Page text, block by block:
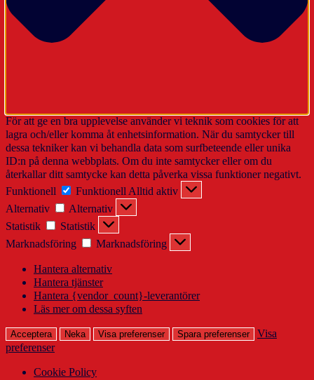
För att ge en bra upplevelse använder vi teknik som cookies för att
lagra och/eller komma åt enhetsinformation. När du samtycker till
dessa tekniker kan vi behandla data som surfbeteende eller unika
ID:n på denna webbplats. Om du inte samtycker eller om du
återkallar ditt samtycke kan detta påverka vissa funktioner negativt.
Funktionell
Funktionell Alltid aktiv
Alternativ
Alternativ
Statistik
Statistik
Marknadsföring
Marknadsföring
Hantera alternativ
Hantera tjänster
Hantera {vendor_count}-leverantörer
Läs mer om dessa syften
Acceptera Neka Visa preferenser Spara preferenser
Visa
preferenser
Cookie Policy